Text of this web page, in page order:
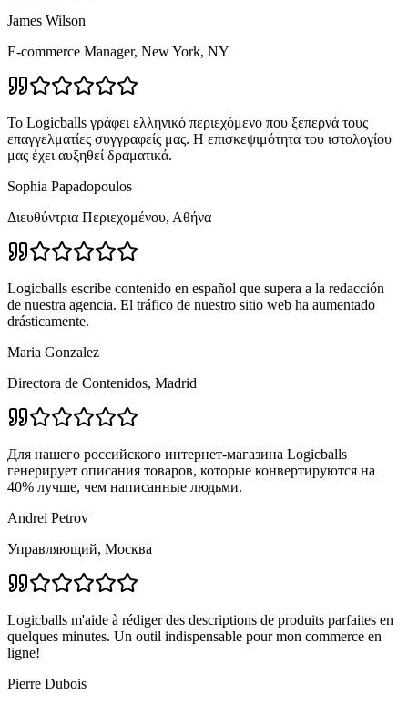
James Wilson
E-commerce Manager, New York, NY
Το Logicballs γράφει ελληνικό περιεχόμενο που ξεπερνά τους
επαγγελματίες συγγραφείς μας. Η επισκεψιμότητα του ιστολογίου
μας έχει αυξηθεί δραματικά.
Sophia Papadopoulos
Διευθύντρια Περιεχομένου, Αθήνα
Logicballs escribe contenido en español que supera a la redacción
de nuestra agencia. El tráfico de nuestro sitio web ha aumentado
drásticamente.
Maria Gonzalez
Directora de Contenidos, Madrid
Для нашего российского интернет-магазина Logicballs
генерирует описания товаров, которые конвертируются на
40% лучше, чем написанные людьми.
Andrei Petrov
Управляющий, Москва
Logicballs m'aide à rédiger des descriptions de produits parfaites en
quelques minutes. Un outil indispensable pour mon commerce en
ligne!
Pierre Dubois